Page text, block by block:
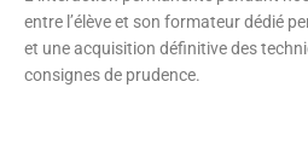
entre l’élève et son formateur dédié
et une acquisition définitive des
consignes de prudence.